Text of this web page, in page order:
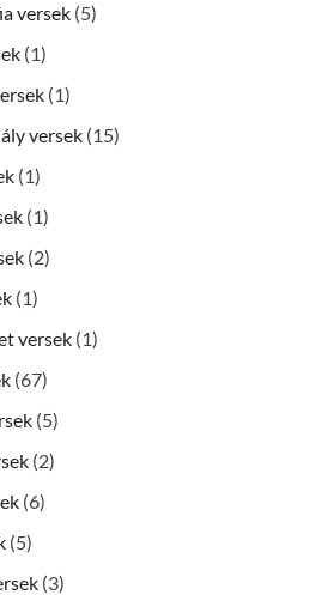
versek (5)
(1)
(1)
versek (15)
(1)
(1)
(2)
(1)
versek (1)
(67)
(5)
(2)
(6)
(5)
(3)